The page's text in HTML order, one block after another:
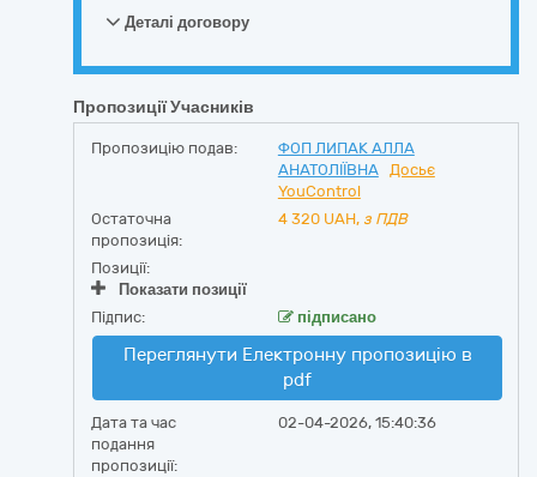
Деталі договору
Пропозиції Учасників
Пропозицію подав:
ФОП ЛИПАК АЛЛА
АНАТОЛІЇВНА
Досьє
YouControl
Остаточна
пропозиція:
4 320 UAH, з ПДВ
Позиції:
Показати позиції
Підпис:
підписано
Переглянути Електронну пропозицію в
pdf
Дата та час
подання
пропозиції:
02-04-2026, 15:40:36